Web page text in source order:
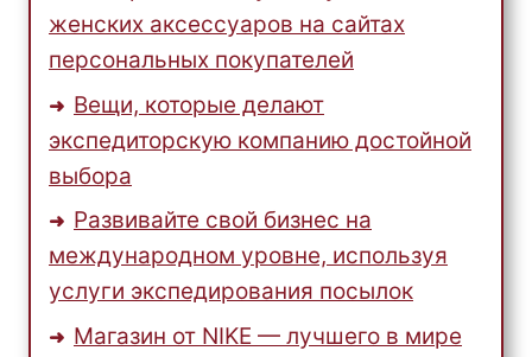
женских аксессуаров на сайтах
персональных покупателей
Вещи, которые делают
экспедиторскую компанию достойной
выбора
Развивайте свой бизнес на
международном уровне, используя
услуги экспедирования посылок
Магазин от NIKE — лучшего в мире